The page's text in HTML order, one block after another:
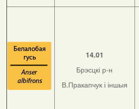
14.01
Брэсцкі р-н
В.Пракапчук і іншыя